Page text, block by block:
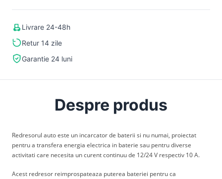
Livrare 24-48h
Retur 14 zile
Garantie 24 luni
Despre produs
Redresorul auto este un incarcator de baterii si nu numai, proiectat
pentru a transfera energia electrica in baterie sau pentru diverse
activitati care necesita un curent continuu de 12/24 V respectiv 10 A.
Acest redresor reimprospateaza puterea bateriei pentru ca